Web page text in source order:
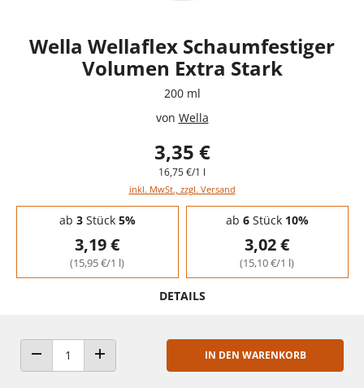
Wella Wellaflex Schaumfestiger
Volumen Extra Stark
200 ml
von Wella
3,35 €
16,75 €/1 l
inkl. MwSt., zzgl. Versand
Staffelpreise - Mengenrabatt
ab 3Stück 5%
3,19 €
(15,95 €/1 l)
ab 6Stück 10%
3,02 €
(15,10 €/1 l)
DETAILS
ANZAHL VERRINGERNANZAHL ERHÖHEN
IN DEN WARENKORB